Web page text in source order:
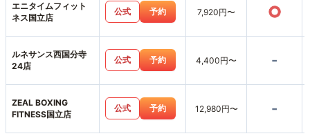
エニタイムフィット
ネス国立店
公式 予約 7,920円〜 ○
ルネサンス西国分寺
24店
公式 予約 4,400円〜 -
ZEAL BOXING
FITNESS国立店
公式 予約 12,980円〜 -